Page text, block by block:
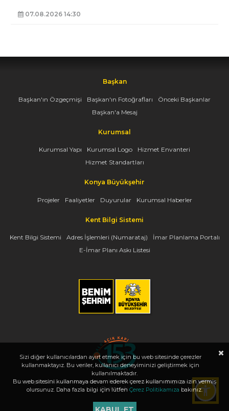
07.08.2026 14:30
Başkan
Başkan'ın Özgeçmişi Başkan'ın Fotoğrafları
Önceki Başkanlar
Başkan'a Mesaj
Kurumsal
Kurumsal Yapı Kurumsal Logo
Hizmet Envanteri
Hizmet Standartları
Konya Büyükşehir
Projeler Faaliyetler Duyurular Kurumsal Haberler
Kent Bilgi Sistemi
Kent Bilgi Sistemi Adres İşlemleri (Numarataj)
İmar Planlama Portalı
E-İmar Planı Askı Listesi
Copyright 2026, www.konya.bel.tr - Tüm Hakları Saklıdır - Bilgi İşlem Dairesi
Başkanlığı
Sizi diğer kullanıcılardan ayırt etmek için bu web sitesinde çerezler
kullanmaktayız. Bu veriler, kullanıcı deneyiminizi geliştirmek için
kullanılmaktadır.
Bu web sitesini kullanmaya devam ederek çerez kullanımımıza izin vermiş
olursunuz. Daha fazla bilgi için lütfen Çerez Politikamıza bakınız.